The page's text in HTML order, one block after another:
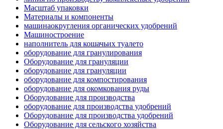
Масштаб упаковки
Материалы и компоненты
машинаокругления органических удобрений
Машиностроение
наполнитель для кошачьих туалето
оборудование для гранулирования
Оборудование для грануляции
оборудование для грануляции
оборудование для компостирования
оборудование для окомкования руды
Оборудование для производства
оборудование для производства удобрений
Оборудование для производства удобрений
Оборудование для сельского хозяйства